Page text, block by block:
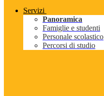
Servizi
Panoramica
Famiglie e studenti
Personale scolastico
Percorsi di studio